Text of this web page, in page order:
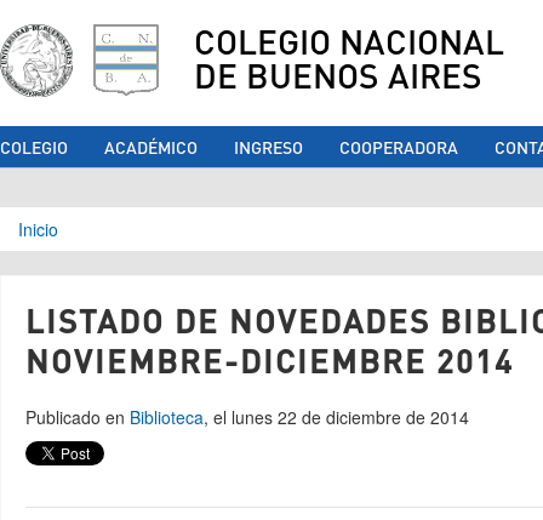
COLEGIO NACIONAL
DE BUENOS AIRES
COLEGIO ACADÉMICO INGRESO COOPERADORA
Se encuentra usted aquí
Inicio
LISTADO DE NOVEDADES
NOVIEMBRE-DICIEMBRE 2014
Publicado en Biblioteca, el lunes 22 de diciembre de 2014